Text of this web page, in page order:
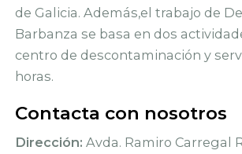
de Galicia. Además,el trabajo de
Barbanza se basa en dos
centro de descontaminación y
horas.
Contacta con nosotros
Dirección: Avda. Ramiro Carregal